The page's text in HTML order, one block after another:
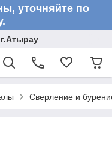
уточняйте по
Сверление и